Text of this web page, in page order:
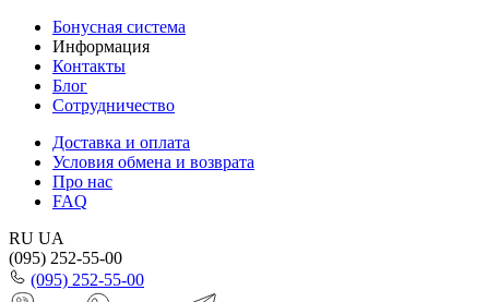
Бонусная система
Информация
Контакты
Блог
Сотрудничество
Доставка и оплата
Условия обмена и возврата
Про нас
FAQ
RU UA
(095) 252-55-00
(095) 252-55-00